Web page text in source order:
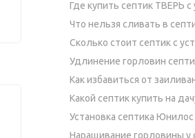
Где купить септик ТВЕРЬ
Что нельзя сливать в
Сколько стоит септик с
Удлинение горловин
Как избавиться от
Какой септик купить на
Установка септика
Наращивание горловины